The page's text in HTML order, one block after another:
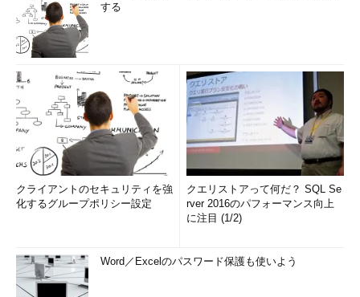
する
クライアントのセキュリティを強
化するグループポリシー設定
クエリストアって何だ？ SQL Se
rver 2016のパフォーマンス向上
に注目 (1/2)
Word／Excelのパスワード保護も使いよう